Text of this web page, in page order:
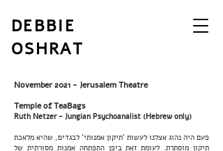
DEBBIE
OSHRAT
November 2021 - Jerusalem Theatre
Temple of TeaBags
Ruth Netzer - Jungian Psychoanalist (Hebrew only)
פעם היה נהוג אצלנו לעשות 'תיקון אמנותי' לבגדים, שהיא מלאכת
תיקון מוסתרת. לעומת זאת ביפן התפתחה אמנות מסורתית של